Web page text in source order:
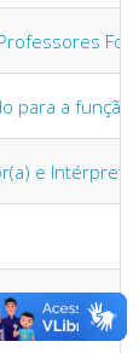
para a
e Intérprete